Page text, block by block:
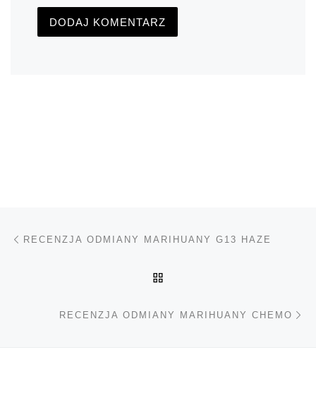
Nawigacja wpisu
RECENZJA ODMIANY MARIHUANY G13 HAZE
RECENZJA ODMIANY MARIHUANY CHEMO